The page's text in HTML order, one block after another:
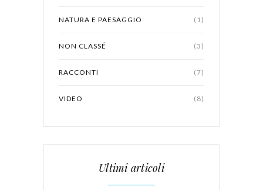
NATURA E PAESAGGIO (1)
NON CLASSÉ (3)
RACCONTI (7)
VIDEO (8)
Ultimi articoli